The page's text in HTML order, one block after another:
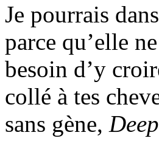
Je pourrais
parce qu’elle
besoin d’y
collé à tes
sans gène,